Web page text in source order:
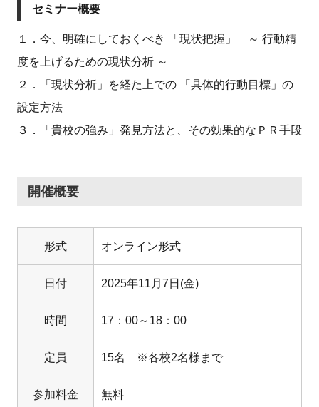
セミナー概要
１．今、明確にしておくべき 「現状把握」 ～ 行動精
度を上げるための現状分析 ～
２．「現状分析」を経た上での 「具体的行動目標」の
設定方法
３．「貴校の強み」発見方法と、その効果的なＰＲ手段
開催概要
形式 オンライン形式
日付 2025年11月7日(金)
時間 17：00～18：00
定員 15名 ※各校2名様まで
参加料金 無料